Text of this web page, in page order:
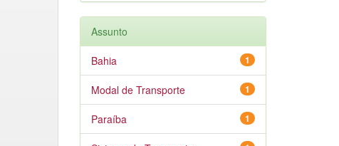
Assunto
1
Bahia
1
Modal de Transporte
1
Paraíba